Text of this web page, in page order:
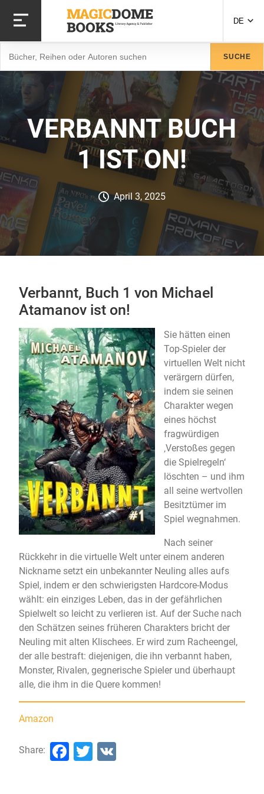
zum
Inhalt
DE
SUCHE
VERBANNT BUCH
1 IST ON!
April 3, 2025
Verbannt, Buch 1 von Michael
Atamanov ist on!
Sie hätten einen
Top-Spieler der
virtuellen Welt nicht
verärgern dürfen,
indem sie seinen
Charakter wegen
eines höchst
fragwürdigen
‚Verstoßes gegen
die Spielregeln‘
löschten – und ihm
all seine wertvollen
Besitztümer im
Spiel wegnahmen.
Nach seiner
Rückkehr in die virtuelle Welt unter einem anderen
Nickname setzt ein unbekannter Neuling alles aufs
Spiel, indem er den schwierigsten Hardcore-Modus
wählt: ein einziges Leben, das in der gefährlichen
Spielwelt so leicht zu verlieren ist. Auf der Suche nach
den Schätzen seines früheren Charakters bricht der
Neuling mit alten Klischees. Er wird zum Racheengel,
der alle bestraft: diejenigen, die ihn verbannt haben,
Monster, Rivalen, gegnerische Spieler und überhaupt
alle, die ihm in die Quere kommen!
Amazon
Share: Facebook
Twitter